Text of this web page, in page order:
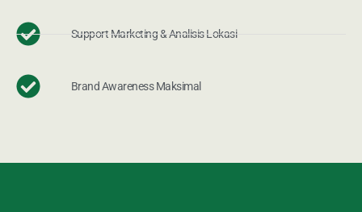
Support Marketing & Analisis Lokasi
Brand Awareness Maksimal